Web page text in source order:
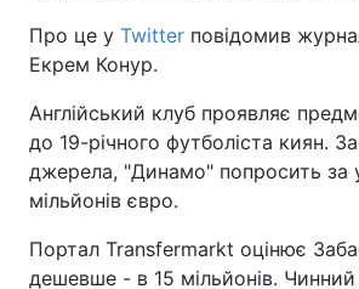
Про це у Twitter повідомив
Екрем Конур.
Англійський клуб проявляє
до 19-річного футболіста киян.
джерела, "Динамо" попросить за
мільйонів євро.
Портал Transfermarkt оцінює
дешевше - в 15 мільйонів. Чинний